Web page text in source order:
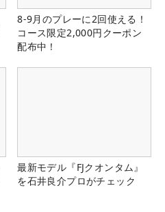
8-9月のプレーに2回使える！
コース限定2,000円クーポン
配布中！
最新モデル『FJクオンタム』
を石井良介プロがチェック